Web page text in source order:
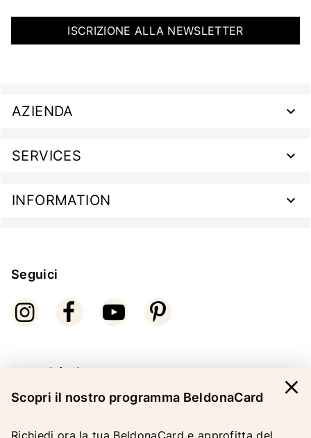
ISCRIZIONE ALLA NEWSLETTER
AZIENDA
SERVICES
INFORMATION
Seguici
Modalità di pagamento
Scopri il nostro programma BeldonaCard
Richiedi ora la tua BeldonaCard e approfitta del
close